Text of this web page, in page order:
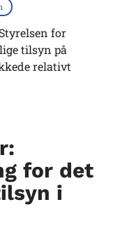
for
tilsyn på
relativt
for det
i